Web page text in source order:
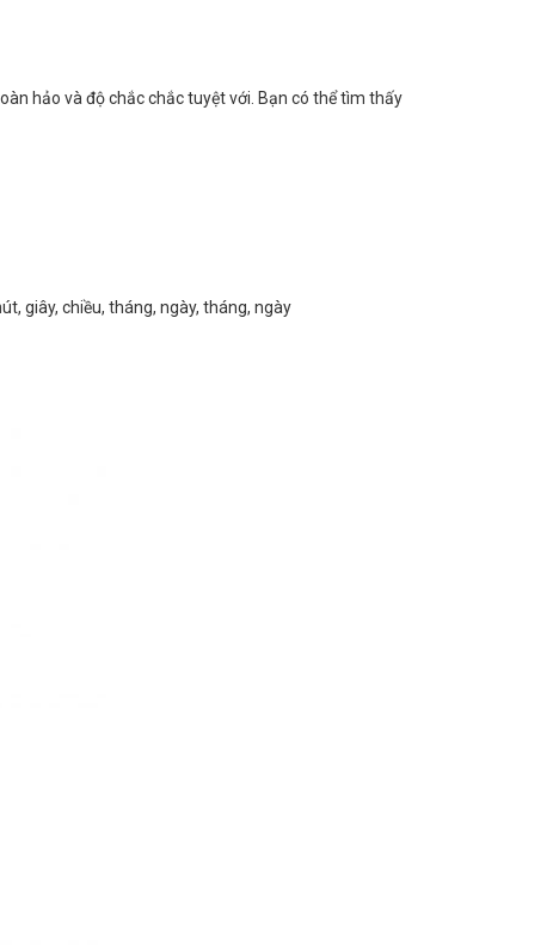
hảo và độ chắc chắc tuyệt với. Bạn có thể tìm thấy
giây, chiều, tháng, ngày, tháng, ngày